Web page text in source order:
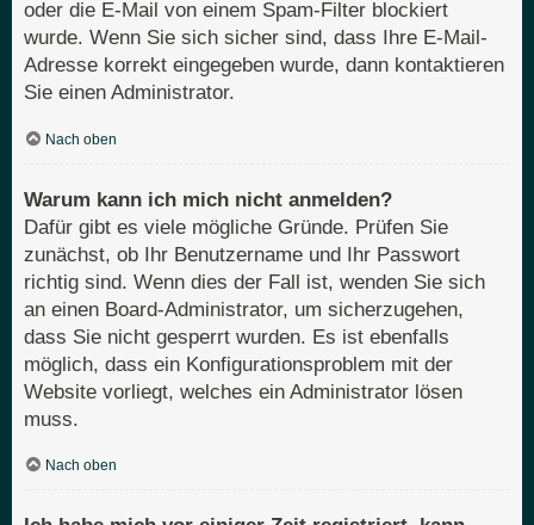
oder die E-Mail von einem Spam-Filter blockiert
wurde. Wenn Sie sich sicher sind, dass Ihre E-Mail-
Adresse korrekt eingegeben wurde, dann kontaktieren
Sie einen Administrator.
Nach oben
Warum kann ich mich nicht anmelden?
Dafür gibt es viele mögliche Gründe. Prüfen Sie
zunächst, ob Ihr Benutzername und Ihr Passwort
richtig sind. Wenn dies der Fall ist, wenden Sie sich
an einen Board-Administrator, um sicherzugehen,
dass Sie nicht gesperrt wurden. Es ist ebenfalls
möglich, dass ein Konfigurationsproblem mit der
Website vorliegt, welches ein Administrator lösen
muss.
Nach oben